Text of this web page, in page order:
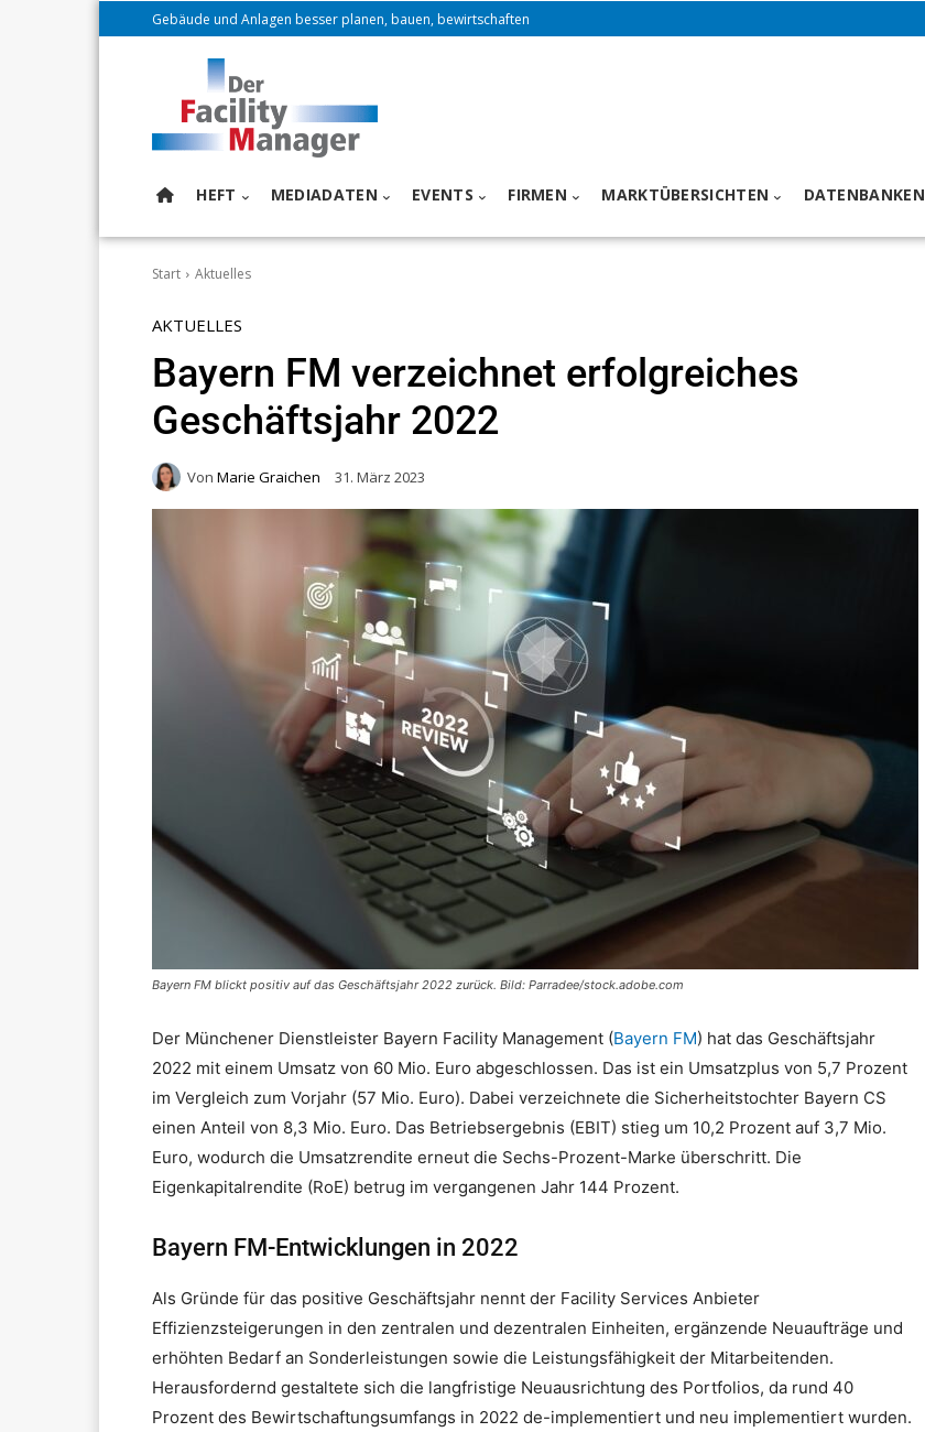
Gebäude und Anlagen besser planen, bauen, bewirtschaften
HEFT MEDIADATEN EVENTS FIRMEN MARKTÜBERSICHTEN DATENBANKEN
Start Aktuelles
AKTUELLES
Bayern FM verzeichnet erfolgreiches
Geschäftsjahr 2022
Von Marie Graichen 31. März 2023
Bayern FM blickt positiv auf das Geschäftsjahr 2022 zurück. Bild: Parradee/stock.adobe.com
Der Münchener Dienstleister Bayern Facility Management (Bayern FM) hat das Geschäftsjahr
2022 mit einem Umsatz von 60 Mio. Euro abgeschlossen. Das ist ein Umsatzplus von 5,7 Prozent
im Vergleich zum Vorjahr (57 Mio. Euro). Dabei verzeichnete die Sicherheitstochter Bayern CS
einen Anteil von 8,3 Mio. Euro. Das Betriebsergebnis (EBIT) stieg um 10,2 Prozent auf 3,7 Mio.
Euro, wodurch die Umsatzrendite erneut die Sechs-Prozent-Marke überschritt. Die
Eigenkapitalrendite (RoE) betrug im vergangenen Jahr 144 Prozent.
Bayern FM-Entwicklungen in 2022
Als Gründe für das positive Geschäftsjahr nennt der Facility Services Anbieter
Effizienzsteigerungen in den zentralen und dezentralen Einheiten, ergänzende Neuaufträge und
erhöhten Bedarf an Sonderleistungen sowie die Leistungsfähigkeit der Mitarbeitenden.
Herausfordernd gestaltete sich die langfristige Neuausrichtung des Portfolios, da rund 40
Prozent des Bewirtschaftungsumfangs in 2022 de-implementiert und neu implementiert wurden.